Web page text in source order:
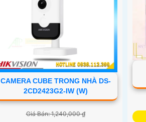
CAMERA CUBE TRONG NHÀ DS-
2CD2423G2-IW (W)
Giá Bán: 1,240,000 ₫